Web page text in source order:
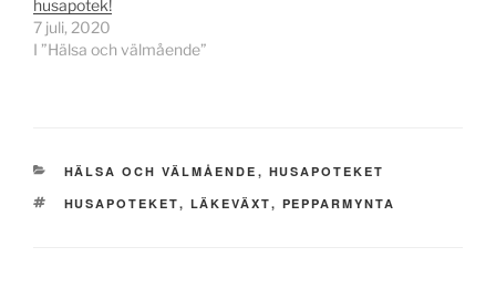
husapotek!
7 juli, 2020
I ”Hälsa och välmående”
KATEGORIER
HÄLSA OCH VÄLMÅENDE , HUSAPOTEKET
TAGGAR
HUSAPOTEKET, LÄKEVÄXT, PEPPARMYNTA